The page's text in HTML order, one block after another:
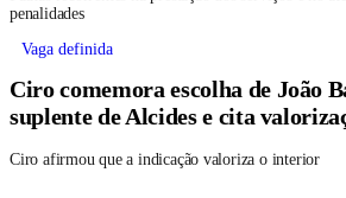
penalidades
Vaga definida
Ciro comemora escolha de João
suplente de Alcides e cita
Ciro afirmou que a indicação valoriza o interior